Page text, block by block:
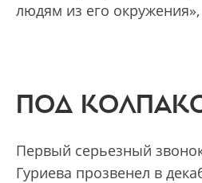
людям из его
ПОД
Первый серьезный
Гуриева прозвенел в